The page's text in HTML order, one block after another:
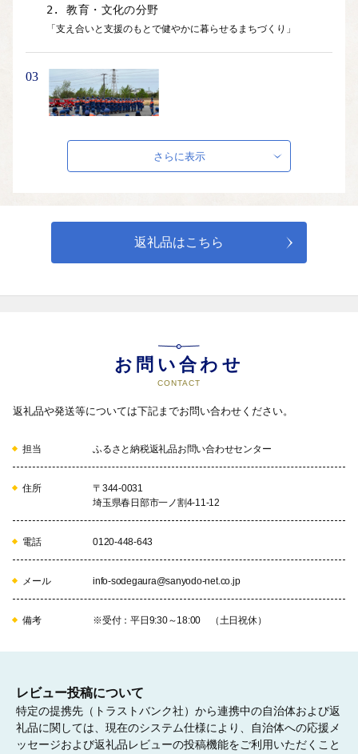
2. 教育・文化の分野
「支え合いと支援のもとで健やかに暮らせるまちづくり」
03
3. 防災・防犯の分野
「安全・安心で環境にやさしいまちづくり」
06
6. 産業の分野
「地域の魅力を活かしたにぎわいのあるまちづくり」
「みんながつながり参加する持続可能なまちづくり」
08
さらに表示
返礼品はこちら
お問い合わせ
CONTACT
返礼品や発送等については下記までお問い合わせください。
担当 ふるさと納税返礼品お問い合わせセンター
住所
〒344-0031
埼玉県春日部市一ノ割4-11-12
電話 0120-448-643
メール info-sodegaura@sanyodo-net.co.jp
備考 ※受付：平日9:30～18:00 （土日祝休）
レビュー投稿について
特定の提携先（トラストバンク社）から連携中の自治体および返
礼品に関しては、現在のシステム仕様により、自治体への応援メ
ッセージおよび返礼品レビューの投稿機能をご利用いただくこと